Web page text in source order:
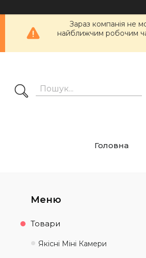
Зараз компанія не
найближчим робочим
Головна
Товари
Якісні Міні Камери